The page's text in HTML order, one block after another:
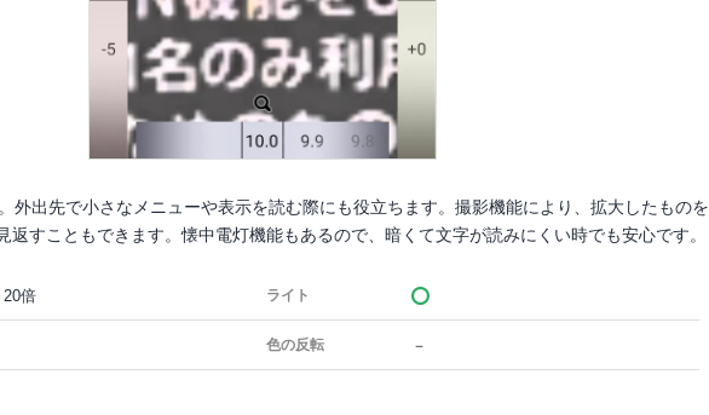
外出先で小さなメニューや表示を読む際にも役立ちます。撮影機能により、拡大したものを
返すこともできます。懐中電灯機能もあるので、暗くて文字が読みにくい時でも安心です。
20倍 ライト
色の反転 －